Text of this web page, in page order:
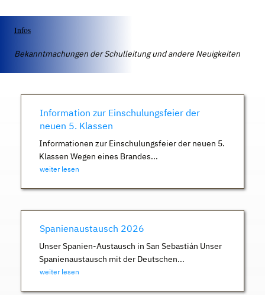
Infos
Bekanntmachungen der Schulleitung und andere Neuigkeiten
Information zur Einschulungsfeier der
neuen 5. Klassen
Informationen zur Einschulungsfeier der neuen 5.
Klassen Wegen eines Brandes...
weiter lesen
Spanienaustausch 2026
Unser Spanien-Austausch in San Sebastián Unser
Spanienaustausch mit der Deutschen...
weiter lesen